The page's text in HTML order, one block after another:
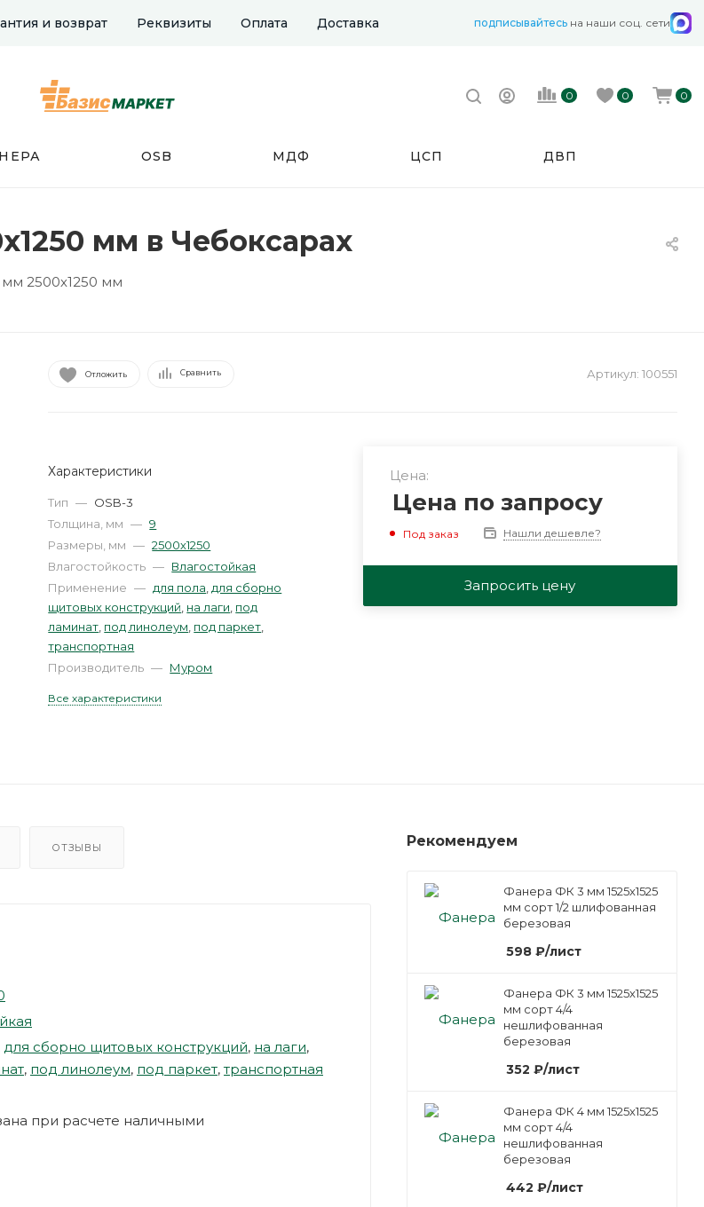
и возврат Реквизиты Оплата Доставка подписывайтесь на наши соц. сети
0 0 0
OSB МДФ ЦСП ДВП
мм в Чебоксарах
2500х1250 мм
Отложить Сравнить Артикул: 100551
Характеристики
Тип — OSB-3
Толщина, мм — 9
Размеры, мм — 2500х1250
Влагостойкость — Влагостойкая
Применение — для пола для сборно
щитовых конструкций на лаги под
ламинат под линолеум под паркет
транспортная
Производитель — Муром
Все характеристики
Цена:
Цена по запросу
Под заказ Нашли дешевле?
Запросить цену
ОТЗЫВЫ
для сборно щитовых конструкций, на лаги,
, под линолеум, под паркет,транспортная
при расчете наличными
Рекомендуем
Фанера ФК 3 мм 1525х1525
мм сорт 1/2 шлифованная
березовая
598 ₽/лист
Фанера ФК 3 мм 1525х1525
мм сорт 4/4
нешлифованная
березовая
352 ₽/лист
Фанера ФК 4 мм 1525х1525
мм сорт 4/4
нешлифованная
березовая
442 ₽/лист